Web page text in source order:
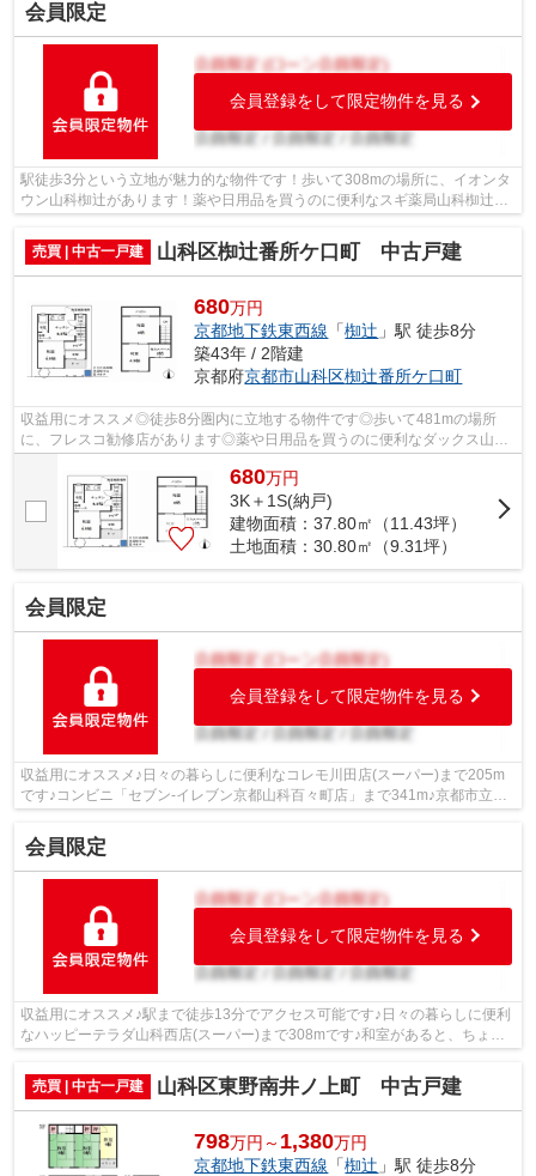
会員限定
会員登録をして限定物件を見る
駅徒歩3分という立地が魅力的な物件です！歩いて308mの場所に、イオンタ
ウン山科椥辻があります！薬や日用品を買うのに便利なスギ薬局山科椥辻店
まで455mです！こちらの物件は京都市立...
売買 | 中古一戸建
山科区椥辻番所ケ口町 中古戸建
680万円
京都地下鉄東西線 「椥辻 」駅 徒歩8分
築43年 / 2階建
京都府京都市山科区椥辻番所ケ口町
収益用にオススメ◎徒歩8分圏内に立地する物件です◎歩いて481mの場所
に、フレスコ勧修店があります◎薬や日用品を買うのに便利なダックス山科
勧修寺店まで、280mです◎ファミリー向けのポ...
680万円
3K＋1S(納戸)
建物面積：37.80㎡（11.43坪）
土地面積：30.80㎡（9.31坪）
会員限定
会員登録をして限定物件を見る
収益用にオススメ♪日々の暮らしに便利なコレモ川田店(スーパー)まで205m
です♪コンビニ「セブン-イレブン京都山科百々町店」まで341m♪京都市立
百々小学校まで440mの距離にあり、お子様...
会員限定
会員登録をして限定物件を見る
収益用にオススメ♪駅まで徒歩13分でアクセス可能です♪日々の暮らしに便利
なハッピーテラダ山科西店(スーパー)まで308mです♪和室があると、ちょっ
と休憩したいときにすぐ横になれます♪...
売買 | 中古一戸建
山科区東野南井ノ上町 中古戸建
798万円～ 1,380万円
京都地下鉄東西線 「椥辻 」駅 徒歩8分